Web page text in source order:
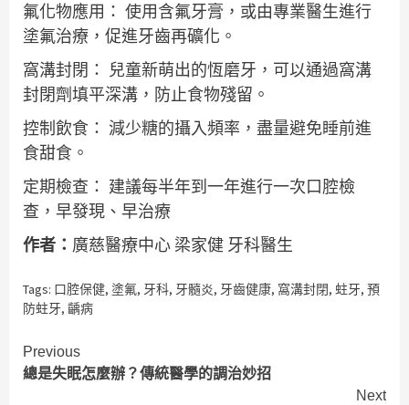
氟化物應用： 使用含氟牙膏，或由專業醫生進行
塗氟治療，促進牙齒再礦化。
窩溝封閉： 兒童新萌出的恆磨牙，可以通過窩溝
封閉劑填平深溝，防止食物殘留。
控制飲食： 減少糖的攝入頻率，盡量避免睡前進
食甜食。
定期檢查： 建議每半年到一年進行一次口腔檢
查，早發現、早治療
作者： 廣慈醫療中心 梁家健 牙科醫生
Tags: 口腔保健, 塗氟, 牙科, 牙髓炎, 牙齒健康, 窩溝封閉, 蛀牙, 預
防蛀牙, 齲病
Continue
Reading
Previous
總是失眠怎麼辦？傳統醫學的調治妙招
Next